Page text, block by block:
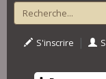
S'inscrire |